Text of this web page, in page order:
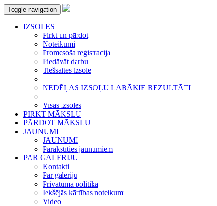
Toggle navigation
IZSOLES
Pirkt un pārdot
Noteikumi
Promesošā reģistrācija
Piedāvāt darbu
Tiešsaites izsole
NEDĒĻAS IZSOĻU LABĀKIE REZULTĀTI
Visas izsoles
PIRKT MĀKSLU
PĀRDOT MĀKSLU
JAUNUMI
JAUNUMI
Parakstīties jaunumiem
PAR GALERIJU
Kontakti
Par galeriju
Privātuma politika
Iekšējās kārtības noteikumi
Video